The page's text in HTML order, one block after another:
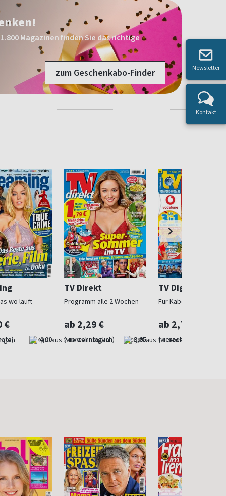
Magazinen finden Sie das richtige
zum Geschenkabo-Finder
wo läuft
€
4,00
TV Direkt
Programm alle 2 Wochen
ab 2,29 €
(vierzehntäglich) 3,85
TV Digital
Für Kabel Digital Home
ab 2,70 €
(vierzehntäglich)
Newsletter
Kontakt